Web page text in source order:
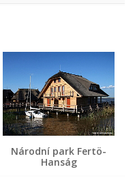
Národní park Fertö-
Hanság